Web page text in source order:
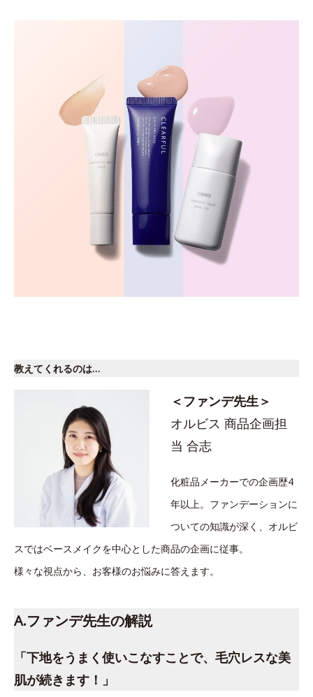
教えてくれるのは…
＜ファンデ先生＞
オルビス 商品企画担
当 合志
化粧品メーカーでの企画歴4
年以上。ファンデーションに
ついての知識が深く、オルビ
スではベースメイクを中心とした商品の企画に従事。
様々な視点から、お客様のお悩みに答えます。
A.ファンデ先生の解説
「下地をうまく使いこなすことで、毛穴レスな美
肌が続きます！」